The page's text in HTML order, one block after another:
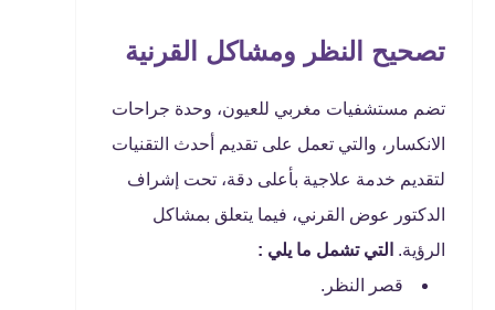
تصحيح النظر ومشاكل القرنية
تضم مستشفيات مغربي للعيون، وحدة جراحات
الانكسار، والتي تعمل على تقديم أحدث التقنيات
لتقديم خدمة علاجية بأعلى دقة، تحت إشراف
الدكتور عوض القرني، فيما يتعلق بمشاكل
الرؤية. التي تشمل ما يلي :
قصر النظر.